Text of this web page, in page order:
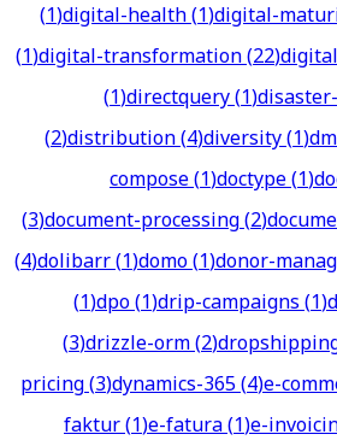
(1)digital-health(1)digital-
(1)digital-transformation(22)
(1)directquery(1)
(2)distribution(4)diversity(1)
compose(1)doctype(1)
(3)document-processing(2)
(4)dolibarr(1)domo(1)donor-
(1)dpo(1)drip-campaigns(1)
(3)drizzle-orm(2)
pricing(3)dynamics-365(4)e-
faktur(1)e-fatura(1)e-